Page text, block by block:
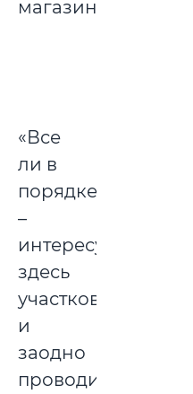
магазин.
«Все
ли в
порядке?»
–
интересуется
здесь
участковый
и
заодно
проводит